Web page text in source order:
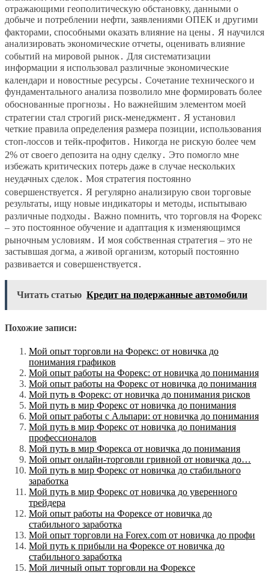
отражающими геополитическую обстановку, данными о
добыче и потреблении нефти, заявлениями ОПЕК и другими
факторами, способными оказать влияние на цены․ Я научился
анализировать экономические отчеты, оценивать влияние
событий на мировой рынок․ Для систематизации
информации я использовал различные экономические
календари и новостные ресурсы․ Сочетание технического и
фундаментального анализа позволило мне формировать более
обоснованные прогнозы․ Но важнейшим элементом моей
стратегии стал строгий риск-менеджмент․ Я установил
четкие правила определения размера позиции, использования
стоп-лоссов и тейк-профитов․ Никогда не рискую более чем
2% от своего депозита на одну сделку․ Это помогло мне
избежать критических потерь даже в случае нескольких
неудачных сделок․ Моя стратегия постоянно
совершенствуется․ Я регулярно анализирую свои торговые
результаты, ищу новые индикаторы и методы, испытываю
различные подходы․ Важно помнить, что торговля на Форекс
– это постоянное обучение и адаптация к изменяющимся
рыночным условиям․ И моя собственная стратегия – это не
застывшая догма, а живой организм, который постоянно
развивается и совершенствуется․
Читать статью Кредит на подержанные автомобили
Похожие записи:
Мой опыт торговли на Форекс: от новичка до
понимания графиков
Мой опыт работы на Форекс: от новичка до понимания
Мой опыт работы на Форекс от новичка до понимания
Мой путь в Форекс: от новичка до понимания рисков
Мой путь в мир Форекс от новичка до понимания
Мой опыт работы с Альпари: от новичка до понимания
Мой путь в мир Форекс от новичка до понимания
профессионалов
Мой путь в мир Форекса от новичка до понимания
Мой опыт онлайн-торговли гривной от новичка до…
Мой путь в мир Форекс от новичка до стабильного
заработка
Мой путь в мир Форекс от новичка до уверенного
трейдера
Мой опыт работы на Форексе от новичка до
стабильного заработка
Мой опыт торговли на Forex.com от новичка до профи
Мой путь к прибыли на Форексе от новичка до
стабильного заработка
Мой личный опыт торговли на Форексе